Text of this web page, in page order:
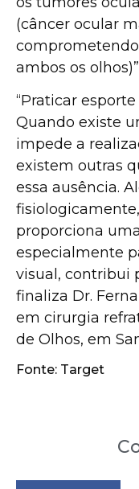
(câncer ocular
ambos os
“Praticar
Quando existe
impede a
existem outras
essa ausência.
proporciona
especialmente
visual, contribui
finaliza Dr.
em cirurgia
de Olhos, em
Fonte: Target